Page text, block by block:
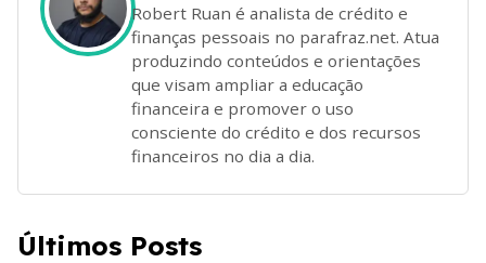
Robert Ruan é analista de crédito e
finanças pessoais no parafraz.net. Atua
produzindo conteúdos e orientações
que visam ampliar a educação
financeira e promover o uso
consciente do crédito e dos recursos
financeiros no dia a dia.
Últimos Posts